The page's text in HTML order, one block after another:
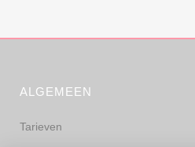
ALGEMEEN
Tarieven